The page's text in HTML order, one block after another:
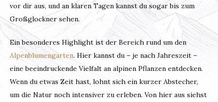
vor dir aus, und an klaren Tagen kannst du sogar bis zum
Großglockner sehen.
Ein besonderes Highlight ist der Bereich rund um den
Alpenblumengarten. Hier kannst du – je nach Jahreszeit –
eine beeindruckende Vielfalt an alpinen Pflanzen entdecken.
Wenn du etwas Zeit hast, lohnt sich ein kurzer Abstecher,
um die Natur noch intensiver zu erleben. Von hier aus siehst